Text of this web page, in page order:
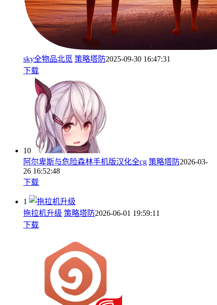
sky全物品北觅 策略塔防2025-09-30 16:47:31
下载
10
阿尔卑斯与危险森林手机版汉化全cg 策略塔防2026-03-
26 16:52:48
下载
1
拖拉机升级 策略塔防2026-06-01 19:59:11
下载